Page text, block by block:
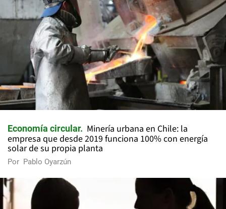
Economía circular
Minería urbana en Chile: la
empresa que desde 2019 funciona 100% con energía
solar de su propia planta
Por Pablo Oyarzún